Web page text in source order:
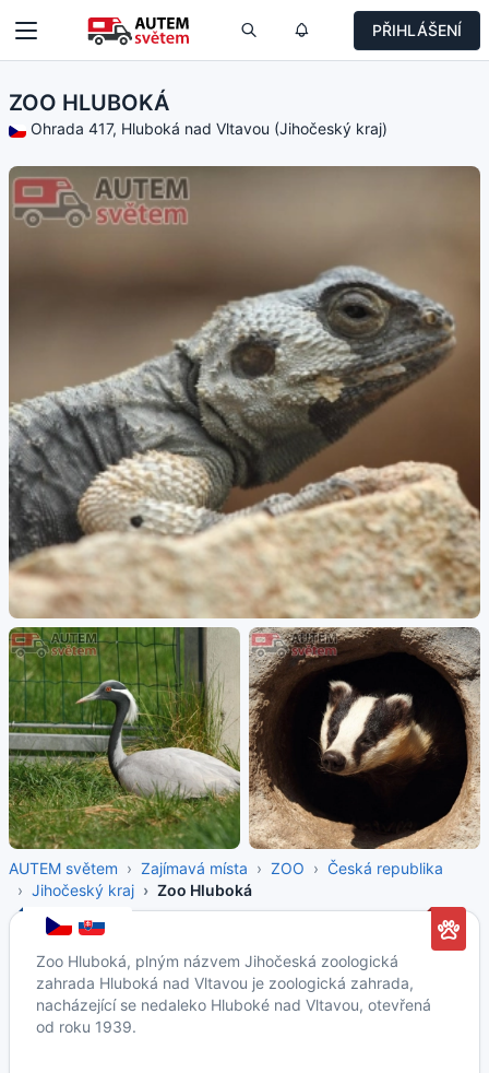
PŘIHLÁŠENÍ
ZOO HLUBOKÁ
Ohrada 417, Hluboká nad Vltavou (Jihočeský kraj)
AUTEM světem Zajímavá místa ZOO
Česká republika
Jihočeský kraj
Zoo Hluboká
Zoo Hluboká, plným názvem Jihočeská zoologická
zahrada Hluboká nad Vltavou je zoologická zahrada,
nacházející se nedaleko Hluboké nad Vltavou, otevřená
od roku 1939.